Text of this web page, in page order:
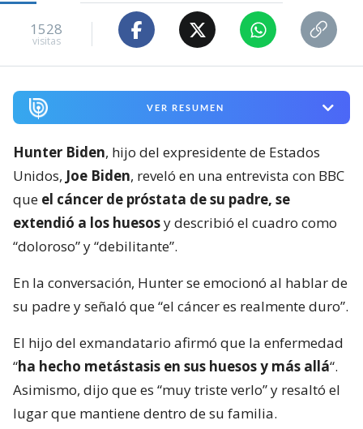
1528
visitas
VER RESUMEN
Hunter Biden, hijo del expresidente de Estados
Unidos, Joe Biden, reveló en una entrevista con BBC
que el cáncer de próstata de su padre, se
extendió a los huesosy describió el cuadro como
“doloroso” y “debilitante”.
En la conversación, Hunter se emocionó al hablar de
su padre y señaló que “el cáncer es realmente duro”.
El hijo del exmandatario afirmó que la enfermedad
“ha hecho metástasis en sus huesos y más allá“.
Asimismo, dijo que es “muy triste verlo” y resaltó el
lugar que mantiene dentro de su familia.